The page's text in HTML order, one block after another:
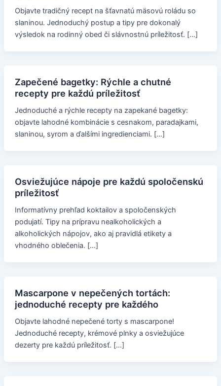
Objavte tradičný recept na šťavnatú mäsovú roládu so
slaninou. Jednoduchý postup a tipy pre dokonalý
výsledok na rodinný obed či slávnostnú príležitosť. […]
Zapečené bagetky: Rýchle a chutné
recepty pre každú príležitosť
Jednoduché a rýchle recepty na zapekané bagetky:
objavte lahodné kombinácie s cesnakom, paradajkami,
slaninou, syrom a ďalšími ingredienciami. […]
Osviežujúce nápoje pre každú spoločenskú
príležitosť
Informatívny prehľad koktailov a spoločenských
podujatí. Tipy na prípravu nealkoholických a
alkoholických nápojov, ako aj pravidlá etikety a
vhodného oblečenia. […]
Mascarpone v nepečených tortách:
jednoduché recepty pre každého
Objavte lahodné nepečené torty s mascarpone!
Jednoduché recepty, krémové plnky a osviežujúce
dezerty pre každú príležitosť. […]